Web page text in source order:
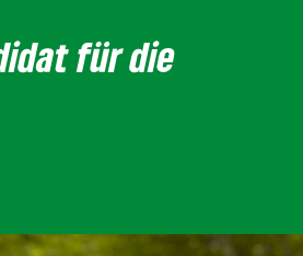
für die